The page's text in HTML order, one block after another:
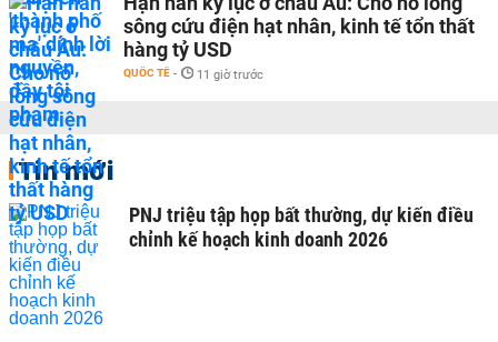
sông cứu điện hạt nhân, kinh tế tổn thất
hàng tỷ USD
QUỐC TẾ - 11 giờ trước
Tin mới
PNJ triệu tập họp bất thường, dự kiến điều
chỉnh kế hoạch kinh doanh 2026